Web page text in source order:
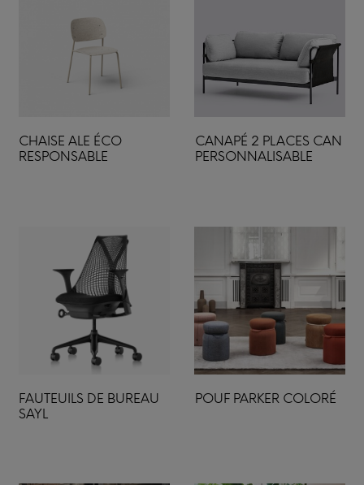
CHAISE ALE ÉCO
RESPONSABLE
CANAPÉ 2 PLACES CAN
PERSONNALISABLE
FAUTEUILS DE BUREAU
SAYL
POUF PARKER COLORÉ